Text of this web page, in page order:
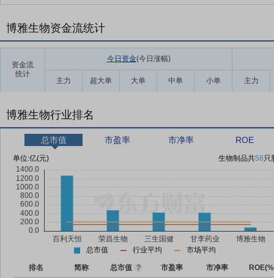
博雅生物资金流统计
资金流
统计
今日资金(今日涨幅)
主力 超大单 大单 中单 小单 主力
博雅生物行业排名
总市值 市盈率 市净率 ROE
单位:亿(元) 生物制品共58只
总市值 行业平均 市场平均
排名 简称 总市值 ? 市盈率 市净率